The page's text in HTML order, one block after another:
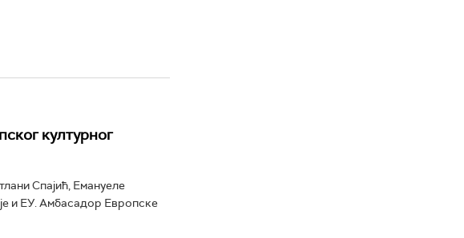
културног
Спајић, Емануеле
и ЕУ. Амбасадор Европске